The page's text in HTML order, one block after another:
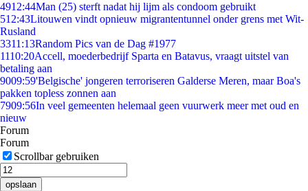
4912:44Man (25) sterft nadat hij lijm als condoom gebruikt
512:43Litouwen vindt opnieuw migrantentunnel onder grens met Wit-
Rusland
3311:13Random Pics van de Dag #1977
1110:20Accell, moederbedrijf Sparta en Batavus, vraagt uitstel van
betaling aan
9009:59'Belgische' jongeren terroriseren Galderse Meren, maar Boa's
pakken topless zonnen aan
7909:56In veel gemeenten helemaal geen vuurwerk meer met oud en
nieuw
Forum
Forum
Scrollbar gebruiken
opslaan